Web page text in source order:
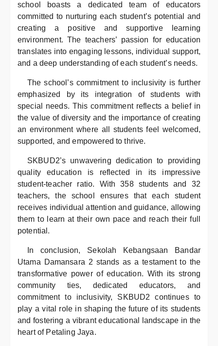
school boasts a dedicated team of educators
committed to nurturing each student’s potential and
creating a positive and supportive learning
environment. The teachers’ passion for education
translates into engaging lessons, individual support,
and a deep understanding of each student’s needs.
The school’s commitment to inclusivity is further
emphasized by its integration of students with
special needs. This commitment reflects a belief in
the value of diversity and the importance of creating
an environment where all students feel welcomed,
supported, and empowered to thrive.
SKBUD2’s unwavering dedication to providing
quality education is reflected in its impressive
student-teacher ratio. With 358 students and 32
teachers, the school ensures that each student
receives individual attention and guidance, allowing
them to learn at their own pace and reach their full
potential.
In conclusion, Sekolah Kebangsaan Bandar
Utama Damansara 2 stands as a testament to the
transformative power of education. With its strong
community ties, dedicated educators, and
commitment to inclusivity, SKBUD2 continues to
play a vital role in shaping the future of its students
and fostering a vibrant educational landscape in the
heart of Petaling Jaya.